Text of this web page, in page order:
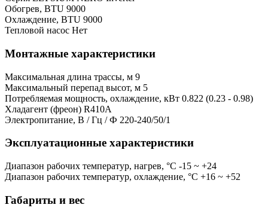
Обогрев, BTU 9000
Охлаждение, BTU 9000
Тепловой насос Нет
Монтажные характеристики
Максимальная длина трассы, м 9
Максимальный перепад высот, м 5
Потребляемая мощность, охлаждение, кВт 0.822 (0.23 - 0.98)
Хладагент (фреон) R410A
Электропитание, В / Гц / Ф 220-240/50/1
Эксплуатационные характеристики
Диапазон рабочих температур, нагрев, °C -15 ~ +24
Диапазон рабочих температур, охлаждение, °C +16 ~ +52
Габариты и вес